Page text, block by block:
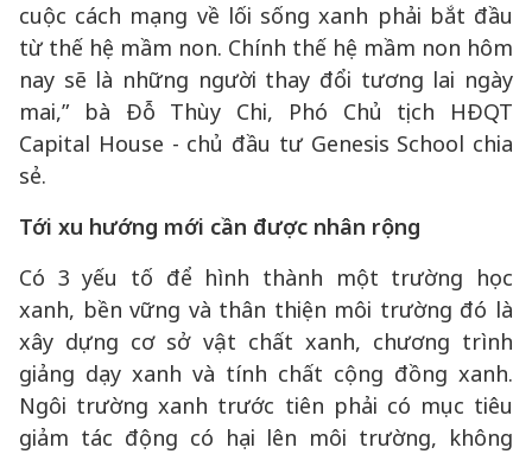
cuộc cách mạng về lối sống xanh phải bắt đầu
từ thế hệ mầm non. Chính thế hệ mầm non hôm
nay sẽ là những người thay đổi tương lai ngày
mai,” bà Đỗ Thùy Chi, Phó Chủ tịch HĐQT
Capital House - chủ đầu tư Genesis School chia
sẻ.
Tới xu hướng mới cần được nhân rộng
Có 3 yếu tố để hình thành một trường học
xanh, bền vững và thân thiện môi trường đó là
xây dựng cơ sở vật chất xanh, chương trình
giảng dạy xanh và tính chất cộng đồng xanh.
Ngôi trường xanh trước tiên phải có mục tiêu
giảm tác động có hại lên môi trường, không